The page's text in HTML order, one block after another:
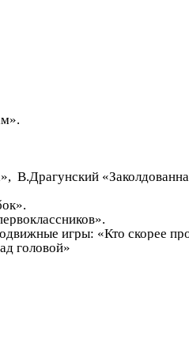
В.Драгунский
игры: «Кто скорее